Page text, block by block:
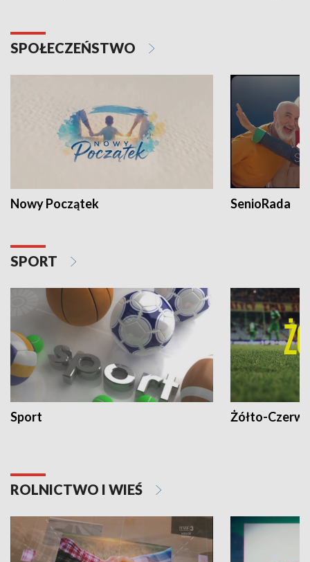
SPOŁECZEŃSTWO
Nowy Początek SenioRada
SPORT
Sport Żółto-
ROLNICTWO I WIEŚ